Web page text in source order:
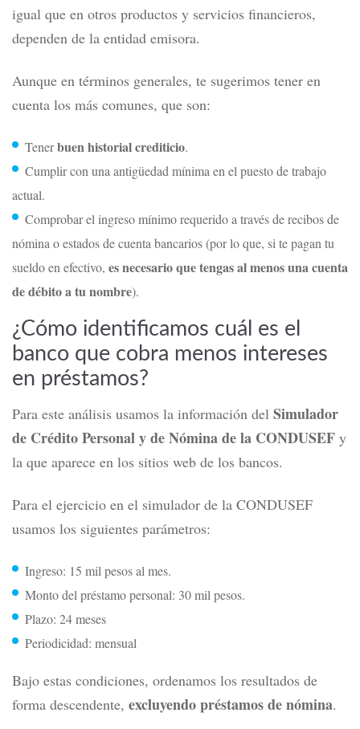
igual que en otros productos y servicios financieros,
dependen de la entidad emisora.
Aunque en términos generales, te sugerimos tener en
cuenta los más comunes, que son:
Tenerbuen historial crediticio.
Cumplir con una antigüedad mínima en el puesto de trabajo
actual.
Comprobar el ingreso mínimo requerido a través de recibos de
nómina o estados de cuenta bancarios (por lo que, si te pagan tu
sueldo en efectivo, es necesario que tengas al menos una cuenta
de débito a tu nombre).
¿Cómo identificamos cuál es el
banco que cobra menos intereses
en préstamos?
Para este análisis usamos la información del Simulador
de Crédito Personal y de Nómina de la CONDUSEF y
la que aparece en los sitios web de los bancos.
Para el ejercicio en el simulador de la CONDUSEF
usamos los siguientes parámetros:
Ingreso: 15 mil pesos al mes.
Monto del préstamo personal: 30 mil pesos.
Plazo: 24 meses
Periodicidad: mensual
Bajo estas condiciones, ordenamos los resultados de
forma descendente, excluyendo préstamos de nómina.